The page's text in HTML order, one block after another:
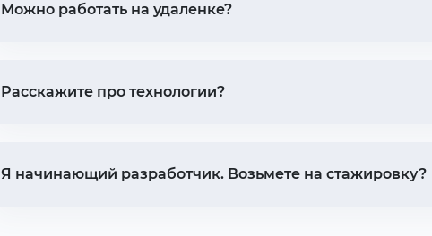
Можно работать на удаленке?
Расскажите про технологии?
Я начинающий разработчик. Возьмете на стажировку?